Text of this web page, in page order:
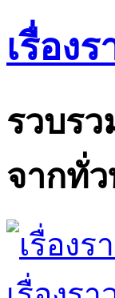
เรื่อง
รวบร
จากทั่